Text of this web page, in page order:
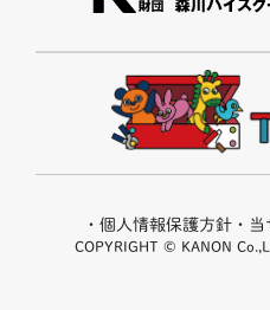
COPYRIGHT © KANON
・個人情報保護方針 ・